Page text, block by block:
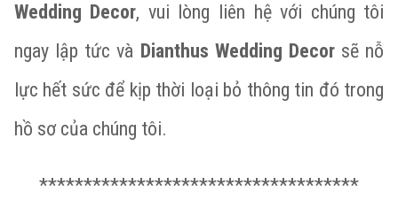
Wedding Decor, vui lòng liên hệ với chúng tôi
ngay lập tức và Dianthus Wedding Decorsẽ nỗ
lực hết sức để kịp thời loại bỏ thông tin đó trong
hồ sơ của chúng tôi.
************************************